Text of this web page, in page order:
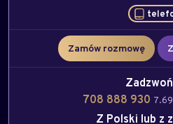
Zamów rozmowę
708 888 930
Z Polski lub z